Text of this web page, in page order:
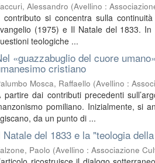
Alessandro (Avellino :
contributo si concentra sulla
(1975) e Il Natale del 1833.
teologiche ...
«guazzabuglio del cuore
cristiano
Mosca, Raffaello (Avellino :
partire dai contributi precedenti
pomiliano. Inizialmente, si
da un punto di ...
Natale del 1833 e la "teologia
Paolo (Avellino : Associazione